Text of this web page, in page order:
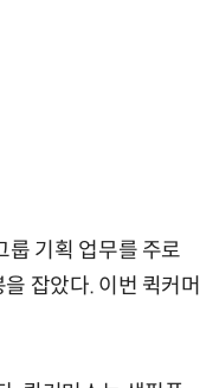
룹 기획 업무를 주로
잡았다. 이번 퀵커머